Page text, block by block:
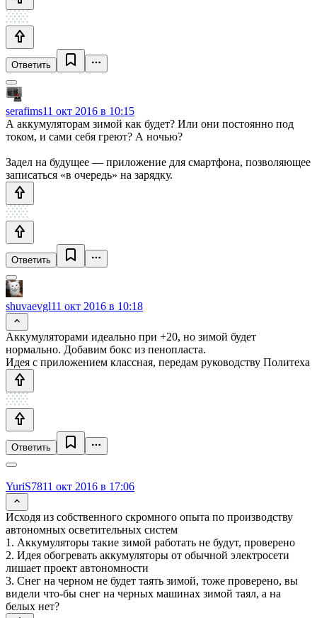
Ответить
serafims11 окт 2016 в 10:15
А аккумуляторам зимой как будет? Или они постоянно под
током, и сами себя греют? А ночью?
Задел на будущее — приложение для смартфона, позволяющее
записаться «в очередь» на зарядку.
Ответить
shuvaevgl11 окт 2016 в 10:18
Аккумуляторами идеально при +20, но зимой будет
нормально. Добавим бокс из пенопласта.
Идея с приложением классная, передам руководству Политеха
Ответить
YuriS7811 окт 2016 в 17:06
Исходя из собственного скромного опыта по производству
автономных осветительных систем
1. Аккумуляторы такие зимой работать не будут, проверено
2. Идея обогревать аккумуляторы от обычной электросети
лишает проект автономности
3. Снег на черном не будет таять зимой, тоже проверено, вы
видели что-бы снег на черных машинах зимой таял, а на
белых нет?